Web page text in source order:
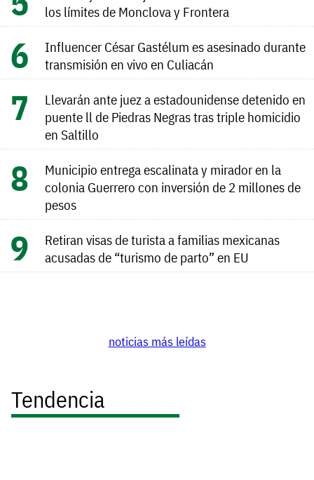
los límites de Monclova y Frontera
Influencer César Gastélum es asesinado durante
transmisión en vivo en Culiacán
Llevarán ante juez a estadounidense detenido en
puente ll de Piedras Negras tras triple homicidio
en Saltillo
Municipio entrega escalinata y mirador en la
colonia Guerrero con inversión de 2 millones de
pesos
Retiran visas de turista a familias mexicanas
acusadas de “turismo de parto” en EU
noticias más leídas
Tendencia